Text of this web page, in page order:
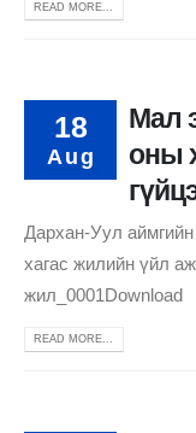
READ MORE...
18
Aug
Мал
оны
Дархан-Уул
хагас жилийн үйл
жил_0001Download
READ MORE...